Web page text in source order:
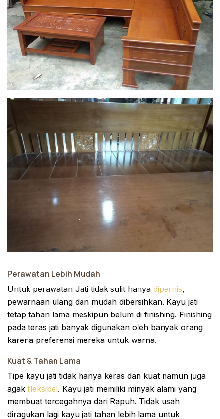
Perawatan Lebih Mudah
Untuk perawatan Jati tidak sulit hanya dipernis,
pewarnaan ulang dan mudah dibersihkan. Kayu jati
tetap tahan lama meskipun belum di finishing. Finishing
pada teras jati banyak digunakan oleh banyak orang
karena preferensi mereka untuk warna.
Kuat & Tahan Lama
Tipe kayu jati tidak hanya keras dan kuat namun juga
agak fleksibel. Kayu jati memiliki minyak alami yang
membuat tercegahnya dari Rapuh. Tidak usah
diragukan lagi kayu jati tahan lebih lama untuk